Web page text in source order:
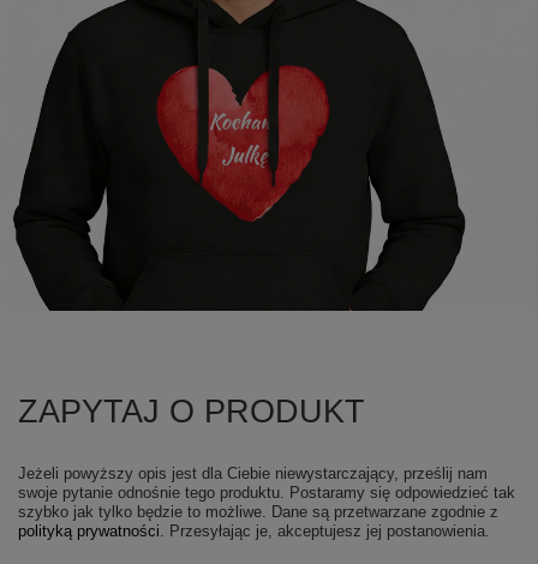
ZAPYTAJ O PRODUKT
Jeżeli powyższy opis jest dla Ciebie niewystarczający, prześlij nam
swoje pytanie odnośnie tego produktu. Postaramy się odpowiedzieć tak
szybko jak tylko będzie to możliwe. Dane są przetwarzane zgodnie z
polityką prywatności. Przesyłając je, akceptujesz jej postanowienia.